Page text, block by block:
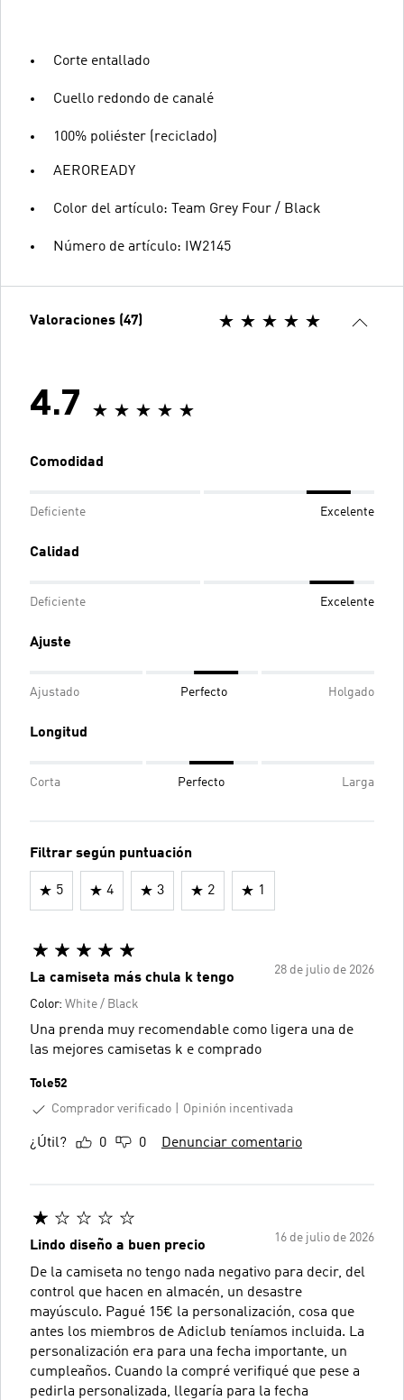
Corte entallado
Cuello redondo de canalé
100% poliéster (reciclado)
AEROREADY
Color del artículo: Team Grey Four / Black
Número de artículo: IW2145
Valoraciones (47)
4.7
Comodidad
Deficiente Excelente
Calidad
Deficiente Excelente
Ajuste
Ajustado Perfecto Holgado
Longitud
Corta Perfecto Larga
Filtrar según puntuación
5 4 3 2 1
28 de julio de 2026
La camiseta más chula k tengo
Color: White / Black
Una prenda muy recomendable como ligera una de
las mejores camisetas k e comprado
Tole52
Comprador verificado
Opinión incentivada
¿Útil? 0 0 Denunciar comentario
16 de julio de 2026
Lindo diseño a buen precio
De la camiseta no tengo nada negativo para decir, del
control que hacen en almacén, un desastre
mayúsculo. Pagué 15€ la personalización, cosa que
antes los miembros de Adiclub teníamos incluida. La
personalización era para una fecha importante, un
cumpleaños. Cuando la compré verifiqué que pese a
pedirla personalizada, llegaría para la fecha